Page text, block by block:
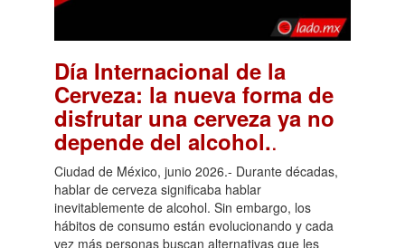
Día Internacional de la
Cerveza: la nueva forma de
disfrutar una cerveza ya no
depende del alcohol..
Ciudad de México, junio 2026.- Durante décadas,
hablar de cerveza significaba hablar
inevitablemente de alcohol. Sin embargo, los
hábitos de consumo están evolucionando y cada
vez más personas buscan alternativas que les